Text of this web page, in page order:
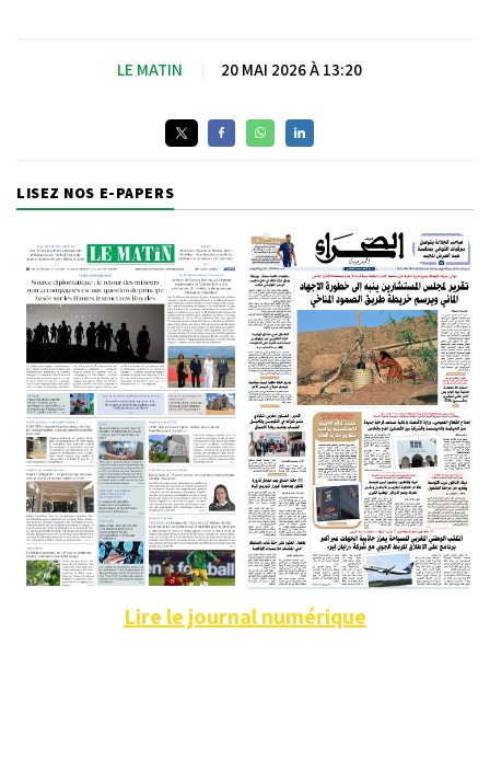
LE MATIN 20 MAI 2026 À 13:20
LISEZ NOS E-PAPERS
Lire le journal numérique